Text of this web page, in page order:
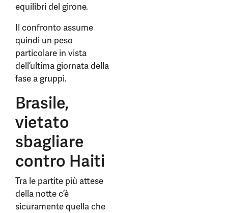
equilibri del girone.
Il confronto assume
quindi un peso
particolare in vista
dell’ultima giornata della
fase a gruppi.
Brasile,
vietato
sbagliare
contro Haiti
Tra le partite più attese
della notte c’è
sicuramente quella che